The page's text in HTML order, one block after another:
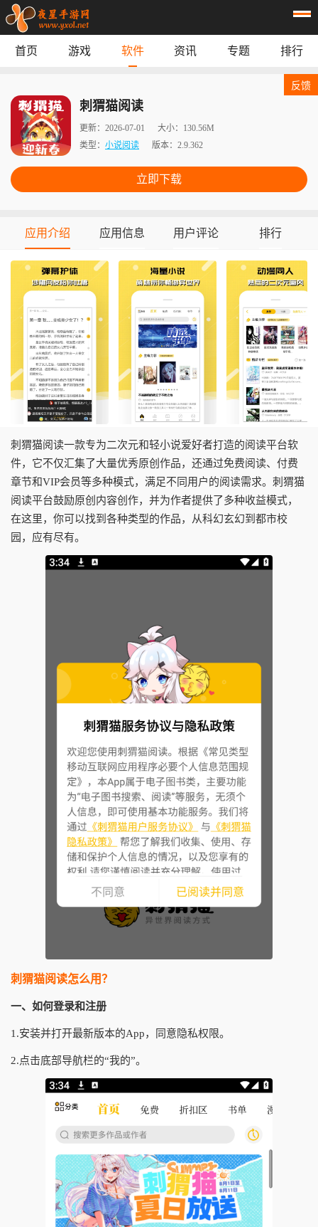
专题 榜单
首页 游戏 软件 资讯 专题 排行
刺猬猫阅读
更新： 2026-07-01 大小： 130.56M
类型： 小说阅读 版本： 2.9.362
立即下载
反馈
应用介绍 应用信息 用户评论 排行
刺猬猫阅读一款专为二次元和轻小说爱好者打造的阅读平台软
件，它不仅汇集了大量优秀原创作品，还通过免费阅读、付费
章节和VIP会员等多种模式，满足不同用户的阅读需求。刺猬猫
阅读平台鼓励原创内容创作，并为作者提供了多种收益模式，
在这里，你可以找到各种类型的作品，从科幻玄幻到都市校
园，应有尽有。
刺猬猫阅读怎么用？
一、如何登录和注册
1.安装并打开最新版本的App，同意隐私权限。
2.点击底部导航栏的“我的”。